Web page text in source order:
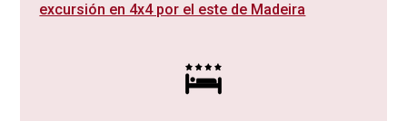
excursión en 4x4 por el este de Madeira